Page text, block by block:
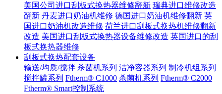
美国公司进口刮板式换热器维修翻新 瑞典进口维修改造
翻新 丹麦进口奶油机维修 德国进口奶油机维修翻新 英
国进口奶油机改造维修 荷兰进口刮板式换热机维修翻新
改造 美国进口刮板式换热器设备维修改造 英国进口的刮
板式换热器维修
刮板式换热配套设备
输送/均质/搅拌 杀菌机系列 洁净容器系列 制冷机组系列
搅拌罐系列 Ftherm® C1000 杀菌机系列 Ftherm® C2000
Ftherm® Smart控制系统